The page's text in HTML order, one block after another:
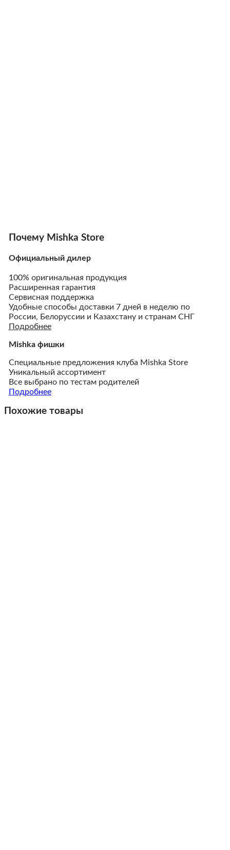
Почему Mishka Store
Официальный дилер
100% оригинальная продукция
Расширенная гарантия
Сервисная поддержка
Удобные способы доставки 7 дней в неделю по
России, Белоруссии и Казахстану и странам СНГ
Подробнее
Mishka фишки
Cпециальные предложения клуба Mishka Store
Уникальный ассортимент
Все выбрано по тестам родителей
Подробнее
Похожие товары